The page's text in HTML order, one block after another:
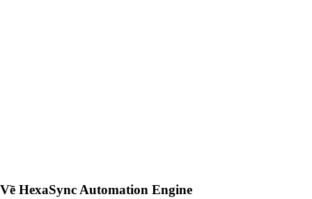
Về HexaSync Automation Engine